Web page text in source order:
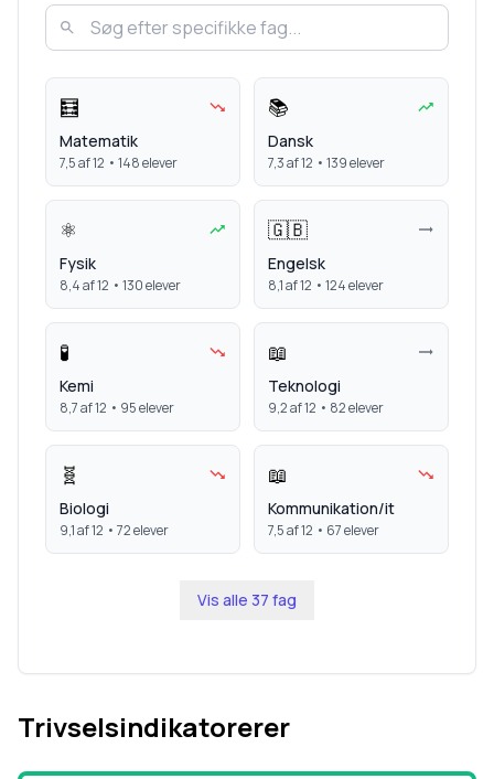
🧮
Matematik
7,5af 12 • 148elever
📚
Dansk
7,3af 12 • 139elever
⚛️
Fysik
8,4af 12 • 130elever
🇬🇧
Engelsk
8,1af 12 • 124elever
🧪
Kemi
8,7af 12 • 95elever
📖
Teknologi
9,2af 12 • 82elever
🧬
Biologi
9,1af 12 • 72elever
📖
Kommunikation/it
7,5af 12 • 67elever
Vis alle 37 fag
Trivselsindikatorerer